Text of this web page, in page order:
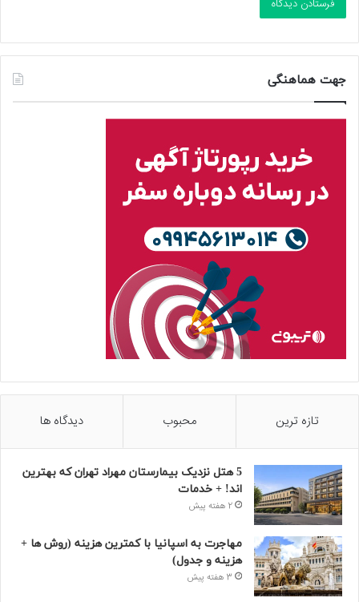
جهت هماهنگی
تازه ترین محبوب دیدگاه ها
5 هتل نزدیک بیمارستان مهراد تهران که بهترین‌
اند! + خدمات
2 هفته پیش
مهاجرت به اسپانیا با کمترین هزینه (روش ها +
هزینه و جدول)
3 هفته پیش